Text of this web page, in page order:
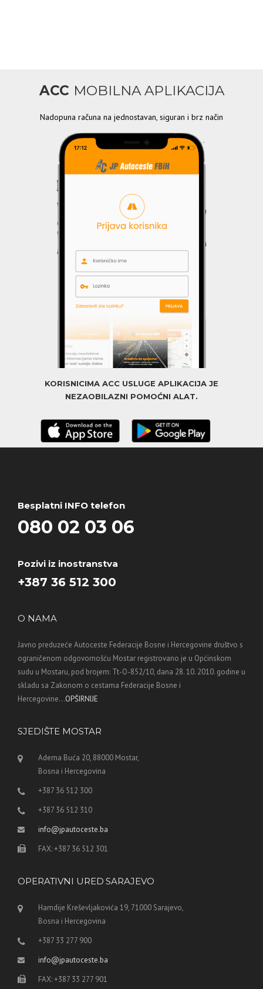
ACC MOBILNA APLIKACIJA
Nadopuna računa na jednostavan, siguran i brz način
KORISNICIMA ACC USLUGE APLIKACIJA JE
NEZAOBILAZNI POMOĆNI ALAT.
Besplatni INFO telefon
080 02 03 06
Pozivi iz inostranstva
+387 36 512 300
O NAMA
Javno preduzeće Autoceste Federacije Bosne i Hercegovine društvo s
ograničenom odgovornošću Mostar registrovano je u Općinskom
sudu u Mostaru, pod brojem: Tt-O-852/10, dana 28. 10. 2010. godine u
skladu sa Zakonom o cestama Federacije Bosne i
Hercegovine...OPŠIRNIJE
SJEDIŠTE MOSTAR
Adema Buća 20, 88000 Mostar,
Bosna i Hercegovina
+387 36 512 300
+387 36 512 310
info@jpautoceste.ba
FAX: +387 36 512 301
OPERATIVNI URED SARAJEVO
Hamdije Kreševljakovića 19, 71000 Sarajevo,
Bosna i Hercegovina
+387 33 277 900
info@jpautoceste.ba
FAX: +387 33 277 901